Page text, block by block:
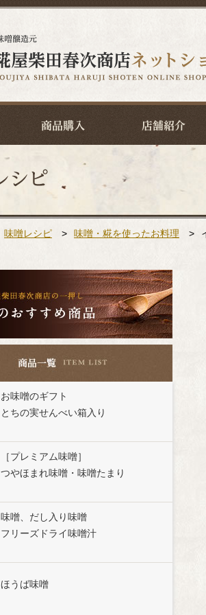
味噌レシピ > 味噌・糀を使ったお料理 >
お味噌のギフト
とちの実せんべい箱入り
［プレミアム味噌］
つやほまれ味噌・味噌たまり
味噌、だし入り味噌
フリーズドライ味噌汁
ほうば味噌